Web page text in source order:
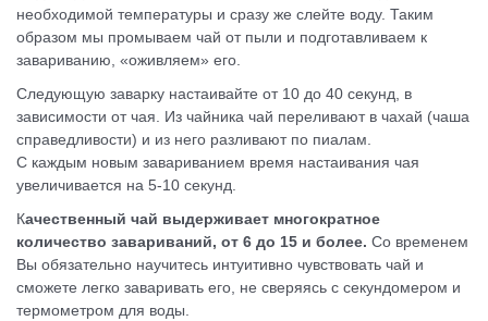
необходимой температуры и сразу же слейте воду. Таким
образом мы промываем чай от пыли и подготавливаем к
завариванию, «оживляем» его.
Следующую заварку настаивайте от 10 до 40 секунд, в
зависимости от чая. Из чайника чай переливают в чахай (чаша
справедливости) и из него разливают по пиалам.
С каждым новым завариванием время настаивания чая
увеличивается на 5-10 секунд.
Качественный чай выдерживает многократное
количество завариваний, от 6 до 15 и более. Со временем
Вы обязательно научитесь интуитивно чувствовать чай и
сможете легко заваривать его, не сверяясь с секундомером и
термометром для воды.